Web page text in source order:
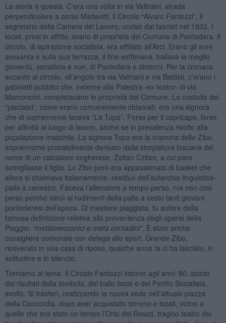
La storia è questa. C’era una volta in via Valtriani, strada
perpendicolare a corso Matteotti, il Circolo “Alvaro Fantozzi”, il
segretario della Camera del Lavoro, ucciso dai fascisti nel 1922. I
locali, presi in affitto, erano di proprietà del Comune di Pontedera. Il
circolo, di ispirazione socialista, era affiliato all’Arci. Erano gli anni
sessanta e sulla sua terrazza, il fine settimana, ballava la meglio
gioventù, socialista e non, di Pontedera e dintorni. Per la cronaca
accanto al circolo, all’angolo tra via Valtriani e via Battisti, c’erano i
gabinetti pubblici che, insieme alla Palestra -ex teatro- di via
Marconcini, completavano le proprietà del Comune. La custode dei
“pisciatoi”, come erano comunemente chiamati, era una signora
che di soprannome faceva “La Topa”. Forse per il copricapo, forse
per affinità al luogo di lavoro, anche se in prevalenza rivolto alla
popolazione maschile. La signora Topa era la mamma dello Zibo,
soprannome probabilmente derivato dalla storpiatura toscana del
nome di un calciatore ungherese, Zoltan Czibor, a cui pare
somigliasse il figlio. Lo Zibo però era appassionato di basket che
allora si chiamava italianamente -residuo dell’autarchia linguistica-
palla a canestro. Faceva l’allenatore a tempo perso, ma non così
perso perché istruì ai rudimenti della palla a cesto tanti giovani
pontederesi dell’epoca. Di mestiere piaggista, fu autore della
famosa definizione relativa alla provenienza degli operai della
Piaggio: “metàlmeccanici e metà contadini”. È stato anche
consigliere comunale con delega allo sport. Grande Zibo,
ricoverato in una casa di riposo, qualche anno fa ci ha lasciato, in
solitudine e in silenzio.
Torniamo al tema. Il Circolo Fantozzi intorno agli anni ‘80, spinto
dai risultati della tombola, del ballo liscio e del Partito Socialista,
svoltò. Si trasferì, realizzando la nuova sede nell’attuale piazza
della Concordia, dopo aver acquistato terreno e locali, vicino a
quello che era stato un tempo l’Orto del Rosati, tragico teatro dei